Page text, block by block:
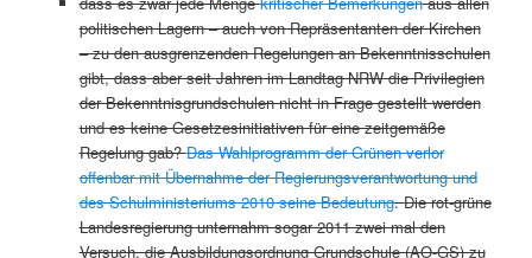
politischen Lagern – auch von Repräsentanten der Kirchen
– zu den ausgrenzenden Regelungen an Bekenntnisschulen
gibt, dass aber seit Jahren im Landtag NRW die Privilegien
der Bekenntnisgrundschulen nicht in Frage gestellt werden
und es keine Gesetzesinitiativen für eine zeitgemäße
Regelung gab?Das Wahlprogramm der Grünen verlor
offenbar mit Übernahme der Regierungsverantwortung und
des Schulministeriums 2010 seine Bedeutung. Die rot-grüne
Landesregierung unternahm sogar 2011 zwei mal den
Versuch, die Ausbildungsordnung Grundschule (AO-GS) zu